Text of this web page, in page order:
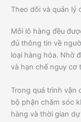
Theo dõi và quản lý
Mỗi lô hàng đều
đủ thông tin về
loại hàng hóa. Nhờ
và hạn chế nguy cơ
Trong quá trình vận
bộ phận chăm sóc
hàng và thời gian